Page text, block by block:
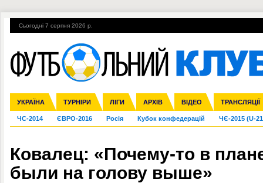
Сьогодні 7 серпня 2026 р.
УКРАЇНА ТУРНІРИ ЛІГИ АРХІВ ВІДЕО ТРАНСЛЯЦІЇ
Збірна Прем'єр-ліга Перша ліга Друга ліга Кубок України
Ліга чемпіонів Ліга Європи Міжнародні Ліга націй Ліга
Англія Іспанія Італія Німеччина Франція Інші
ЧС-2014 ЄВРО-2016 Росія Кубок конфедерацій ЧЄ-2015 (U-
Гарячі теми УПЛ, 1-й тур ВІЙНА УПЛ-ПЕРЕХОДИ
Ковалец: «Почему-то в
были на голову выше»